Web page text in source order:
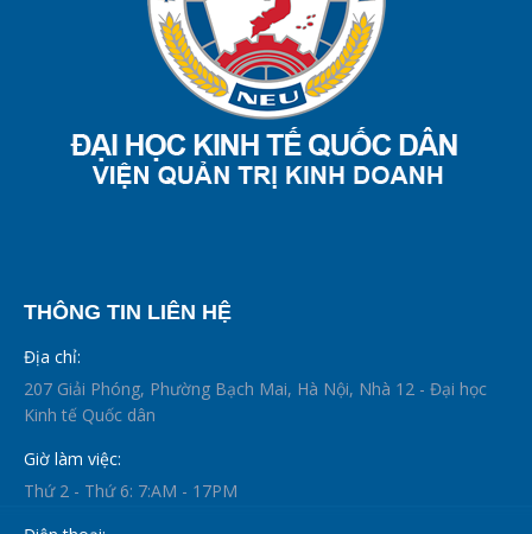
THÔNG TIN LIÊN HỆ
Địa chỉ:
207 Giải Phóng, Phường Bạch Mai, Hà Nội, Nhà 12 - Đại học
Kinh tế Quốc dân
Giờ làm việc:
Thứ 2 - Thứ 6: 7:AM - 17PM